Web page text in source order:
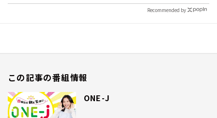
Recommended by
この記事の番組情報
ONE-J